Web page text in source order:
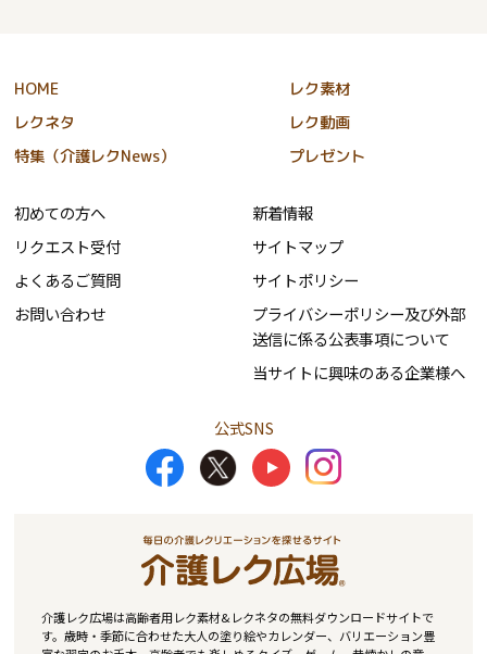
HOME
レク素材
レクネタ
レク動画
特集（介護レクNews）
プレゼント
初めての方へ
リクエスト受付
よくあるご質問
お問い合わせ
新着情報
サイトマップ
サイトポリシー
プライバシーポリシー及び外部
送信に係る公表事項について
当サイトに興味のある企業様へ
公式SNS
介護レク広場は高齢者用レク素材&レクネタの無料ダウンロードサイトで
す。歳時・季節に合わせた大人の塗り絵やカレンダー、バリエーション豊